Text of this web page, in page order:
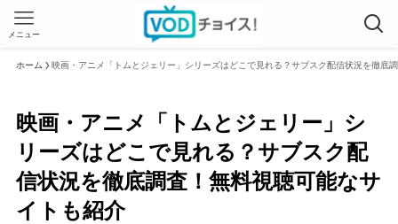
メニュー
ホーム 映画・アニメ「トムとジェリー」シリーズはどこで見れる？サブスク配信状況を徹底
映画・アニメ「トムとジェリー」シ
リーズはどこで見れる？サブスク配
信状況を徹底調査！無料視聴可能なサ
イトも紹介